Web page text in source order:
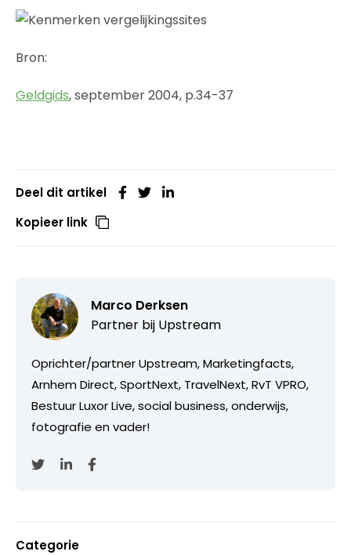
Bron:
Geldgids, september 2004, p.34-37
Deel dit artikel
Kopieer link
Marco Derksen
Partner bij Upstream
Oprichter/partner Upstream, Marketingfacts,
Arnhem Direct, SportNext, TravelNext, RvT VPRO,
Bestuur Luxor Live, social business, onderwijs,
fotografie en vader!
Categorie